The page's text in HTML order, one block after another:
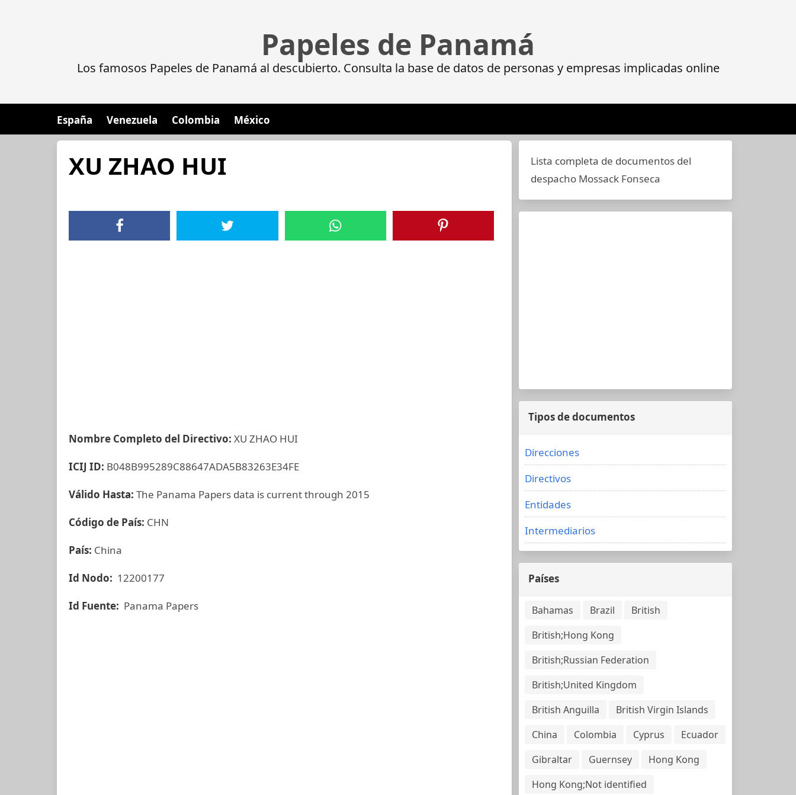
Papeles de Panamá
Los famosos Papeles de Panamá al descubierto. Consulta la base de datos de personas y empresas implicadas online
España Venezuela Colombia México
XU ZHAO HUI
Nombre Completo del Directivo: XU ZHAO HUI
ICIJ ID: B048B995289C88647ADA5B83263E34FE
Válido Hasta: The Panama Papers data is current through 2015
Código de País: CHN
País: China
Id Nodo: 12200177
Id Fuente: Panama Papers
Lista completa de documentos del
despacho Mossack Fonseca
Tipos de documentos
Direcciones
Directivos
Entidades
Intermediarios
Países
Bahamas Brazil
British
British;Hong Kong
British;Russian Federation
British;United Kingdom
British Anguilla
British Virgin Islands
China
Colombia Cyprus
Ecuador
Gibraltar
Guernsey
Hong Kong
Hong Kong;Not identified